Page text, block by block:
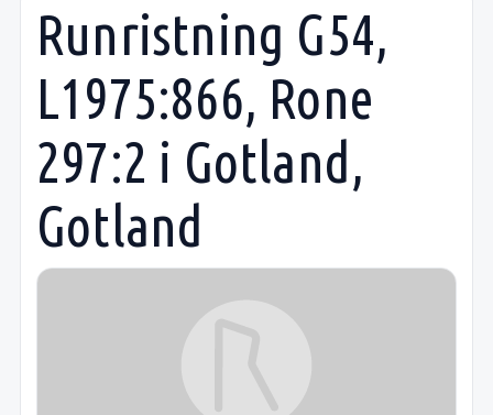
Runristning G54,
L1975:866, Rone
297:2 i Gotland,
Gotland